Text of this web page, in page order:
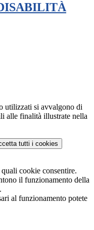
utilizzati si avvalgono di
alle finalità illustrate nella
tutti i cookies
cookie consentire.
il funzionamento della
al funzionamento potete